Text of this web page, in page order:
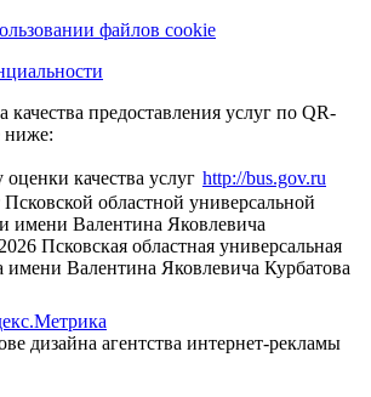
файлов cookie
качества предоставления услуг по QR-
ниже:
http://bus.gov.ru
областной универсальной
имени Валентина Яковлевича
2026 Псковская областная универсальная
имени Валентина Яковлевича Курбатова
дизайна агентства интернет-рекламы